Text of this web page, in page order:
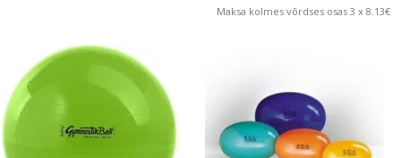
Maksa kolmes võrdses osas 3 x 8.13€